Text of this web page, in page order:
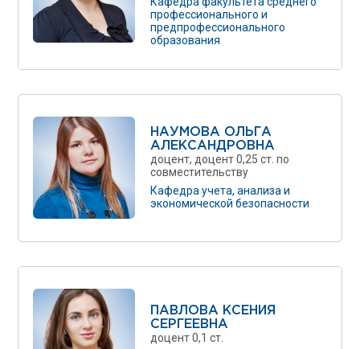
профессионального и
предпрофессионального
образования
НАУМОВА ОЛЬГА
АЛЕКСАНДРОВНА
доцент, доцент 0,25 ст. по
совместительству
Кафедра учета, анализа и
экономической безопасности
ПАВЛОВА КСЕНИЯ
СЕРГЕЕВНА
доцент 0,1 ст.